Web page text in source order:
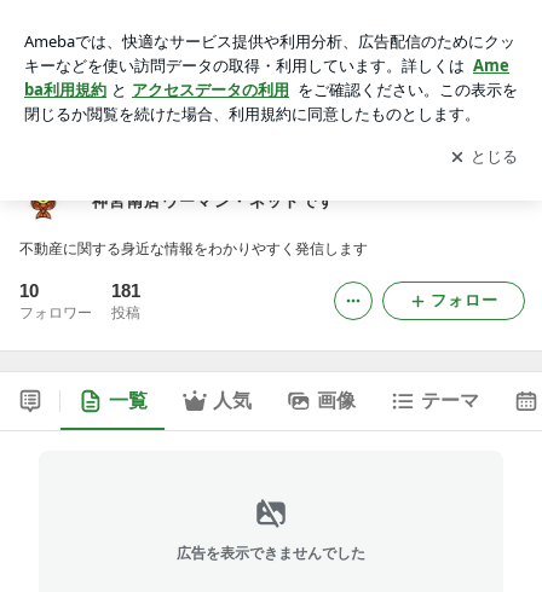
ウーマン・ネットです
アプリをダウンロードして ブログの更新通知
を受け取りまし
ょう。
開く
神宮南店ウーマン・ネットです
不動産に関する身近な情報をわかりやすく発信します
10
フォロワー
181
投稿
フォロー
一覧 人気 画像 テーマ
広告を表示できませんでした